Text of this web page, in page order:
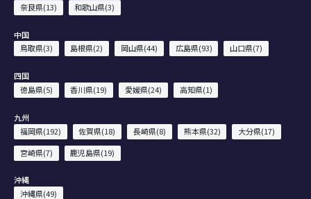
奈良県(13)
和歌山県(3)
中国
鳥取県(3)
島根県(2) 岡山県(44) 広島県(93) 山口県(7)
四国
徳島県(5)
香川県(19) 愛媛県(24) 高知県(1)
九州
福岡県(192)
佐賀県(18) 長崎県(8) 熊本県(32)
大分県(17)
宮崎県(7)
鹿児島県(19)
沖縄
沖縄県(49)